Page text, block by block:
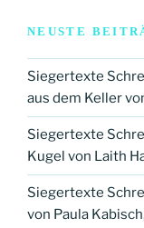
NEUSTE
Siegertexte
aus dem Keller
Siegertexte
Kugel von Laith
Siegertexte
von Paula